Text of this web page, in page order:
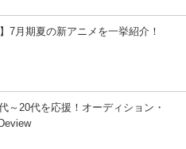
7月期夏の新アニメを一挙紹介！
～20代を応援！オーディション・